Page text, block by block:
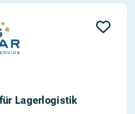
Lagerlogistik